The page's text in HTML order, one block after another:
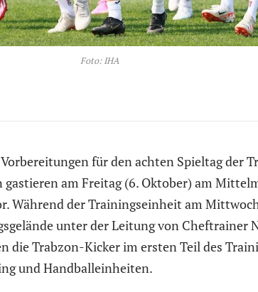
Foto: IHA
für den achten Spieltag der
gastieren am Freitag (6. Oktober) am
Während der Trainingseinheit am
unter der Leitung von Cheftrainer
die Trabzon-Kicker im ersten Teil des
und Handballeinheiten.